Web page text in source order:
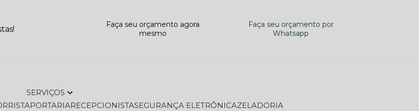
Faça seu orçamento agora
mesmo
Faça seu orçamento por
Whatsapp
SERVIÇOS
PORTARIA RECEPCIONISTA SEGURANÇA ELETRÔNICA
ZELADORIA